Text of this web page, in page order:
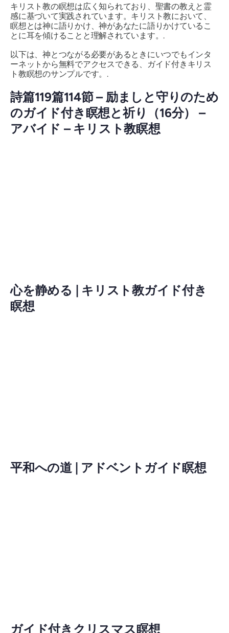
キリスト教の瞑想は広く知られており、聖書の教えと霊
感に基づいて実践されています。キリスト教において、
瞑想とは神に語りかけ、神があなたに語りかけているこ
とに耳を傾けることと理解されています。.
以下は、神とつながる必要があるときにいつでもインタ
ーネットから無料でアクセスできる、ガイド付きキリス
ト教瞑想のサンプルです。.
詩篇119篇114節 – 励ましと守りのため
のガイド付き瞑想と祈り（16分） –
アバイド – キリスト教瞑想
心を静める | キリスト教ガイド付き
瞑想
平和への道 | アドベントガイド瞑想
ガイド付きクリスマス瞑想